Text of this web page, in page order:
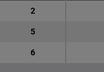
2
5
6